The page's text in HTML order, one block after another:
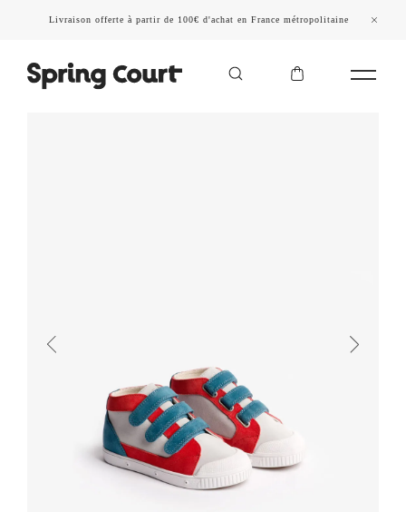
Livraison offerte à partir de 100€ d'achat en France métropolitaine